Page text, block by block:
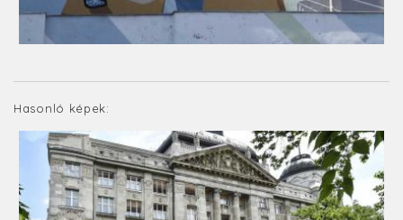
Hasonló képek: